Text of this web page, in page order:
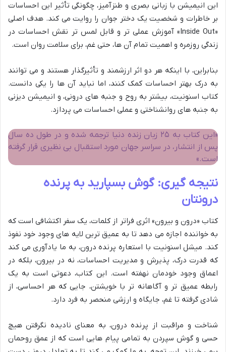
این انیمیشن با زبانی بصری و طنزآمیز، چگونگی تأثیر این احساسات
بر خاطرات و شخصیت یک دختر جوان را روایت می کند. هدف اصلی
«Inside Out» آموزش عملی تر و قابل لمس تر نقش احساسات در
زندگی روزمره و اهمیت تمام آن ها، حتی غم، برای سلامت روان است.
بنابراین، با اینکه هر دو اثر ارزشمند و تأثیرگذار هستند و می توانند
به درک بهتر احساسات کمک کنند، اما نباید آن ها را یکی دانست.
کتاب اسنونیت، بیشتر به روح و جنبه های درونی، و انیمیشن دیزنی
به جنبه های روانشناختی و عملی احساسات می پردازد.
«این کتاب به ۲۵ زبان زنده دنیا ترجمه شده و در طول ده سال
پس از انتشار، در سراسر جهان مورد استقبال بی نظیری قرار گرفته
است.»
نتیجه گیری: گوش بسپارید به پرنده
درونتان
کتاب «درون و بیرون» اثری فراتر از کلمات، یک سفر اکتشافی است که
به خواننده اجازه می دهد تا به عمیق ترین لایه های وجود خود نفوذ
کند. میشل اسنونیت با استعاره پرنده درون، به ما یادآوری می کند
که قدرت درک، پذیرش و مدیریت احساسات، نه در بیرون، بلکه در
اعماق وجود خودمان نهفته است. این کتاب، دعوتی است به یک
رابطه عمیق تر و آگاهانه تر با خویشتن، جایی که هر احساسی، از
شادی گرفته تا غم، جایگاه و ارزشی منحصر به فرد دارد.
شناخت و مراقبت از پرنده درون، به معنای نادیده نگرفتن هیچ
حسی و گوش سپردن به تمامی پیام هایی است که از عمق روحمان